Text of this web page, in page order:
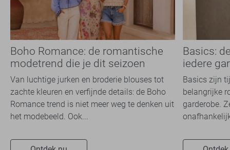
Boho Romance: de romantische
modetrend die je dit seizoen
overal ziet
Van luchtige jurken en broderie blouses tot
zachte kleuren en verfijnde details: de Boho
Romance trend is niet meer weg te denken uit
het modebeeld. Ook...
Basics:
iedere
Basics zijn
belangrijke
garderobe.